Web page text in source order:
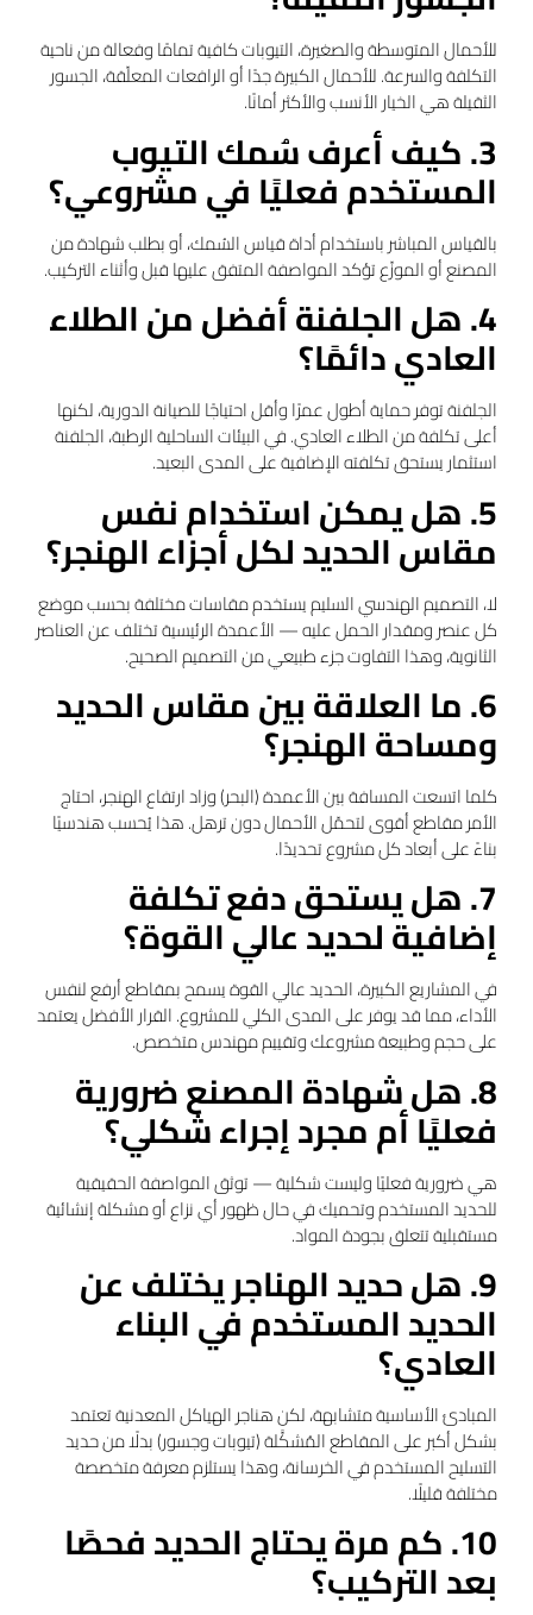
للأحمال المتوسطة والصغيرة، التيوبات كافية تمامًا وفعالة من ناحية
التكلفة والسرعة. للأحمال الكبيرة جدًا أو الرافعات المعلّقة، الجسور
الثقيلة هي الخيار الأنسب والأكثر أمانًا.
3. كيف أعرف سُمك التيوب
المستخدم فعليًا في مشروعي؟
بالقياس المباشر باستخدام أداة قياس السُمك، أو بطلب شهادة من
المصنع أو الموزّع تؤكد المواصفة المتفق عليها قبل وأثناء التركيب.
4. هل الجلفنة أفضل من الطلاء
العادي دائمًا؟
الجلفنة توفر حماية أطول عمرًا وأقل احتياجًا للصيانة الدورية، لكنها
أعلى تكلفة من الطلاء العادي. في البيئات الساحلية الرطبة، الجلفنة
استثمار يستحق تكلفته الإضافية على المدى البعيد.
5. هل يمكن استخدام نفس
مقاس الحديد لكل أجزاء الهنجر؟
لا، التصميم الهندسي السليم يستخدم مقاسات مختلفة بحسب موضع
كل عنصر ومقدار الحمل عليه — الأعمدة الرئيسية تختلف عن العناصر
الثانوية، وهذا التفاوت جزء طبيعي من التصميم الصحيح.
6. ما العلاقة بين مقاس الحديد
ومساحة الهنجر؟
كلما اتسعت المسافة بين الأعمدة (البحر) وزاد ارتفاع الهنجر، احتاج
الأمر مقاطع أقوى لتحمّل الأحمال دون ترهل. هذا يُحسب هندسيًا
بناءً على أبعاد كل مشروع تحديدًا.
7. هل يستحق دفع تكلفة
إضافية لحديد عالي القوة؟
في المشاريع الكبيرة، الحديد عالي القوة يسمح بمقاطع أرفع لنفس
الأداء، مما قد يوفر على المدى الكلي للمشروع. القرار الأفضل يعتمد
على حجم وطبيعة مشروعك وتقييم مهندس متخصص.
8. هل شهادة المصنع ضرورية
فعليًا أم مجرد إجراء شكلي؟
هي ضرورية فعليًا وليست شكلية — توثق المواصفة الحقيقية
للحديد المستخدم وتحميك في حال ظهور أي نزاع أو مشكلة إنشائية
مستقبلية تتعلق بجودة المواد.
9. هل حديد الهناجر يختلف عن
الحديد المستخدم في البناء
العادي؟
المبادئ الأساسية متشابهة، لكن هناجر الهياكل المعدنية تعتمد
بشكل أكبر على المقاطع المُشكَّلة (تيوبات وجسور) بدلًا من حديد
التسليح المستخدم في الخرسانة، وهذا يستلزم معرفة متخصصة
مختلفة قليلًا.
10. كم مرة يحتاج الحديد فحصًا
بعد التركيب؟